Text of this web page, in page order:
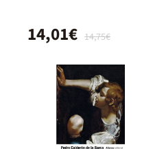
14,75€
14,01€